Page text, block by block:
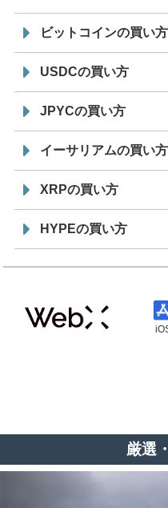
ビットコインの買い方
USDCの買い方
JPYCの買い方
イーサリアムの買い方
XRPの買い方
HYPEの買い方
厳選